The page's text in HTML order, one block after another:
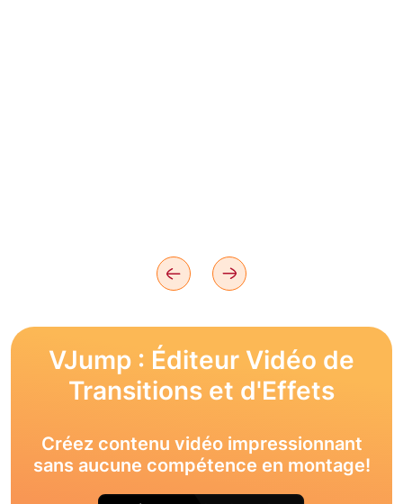
VJump : Éditeur Vidéo de
Transitions et d'Effets
Créez contenu vidéo impressionnant
sans aucune compétence en montage!